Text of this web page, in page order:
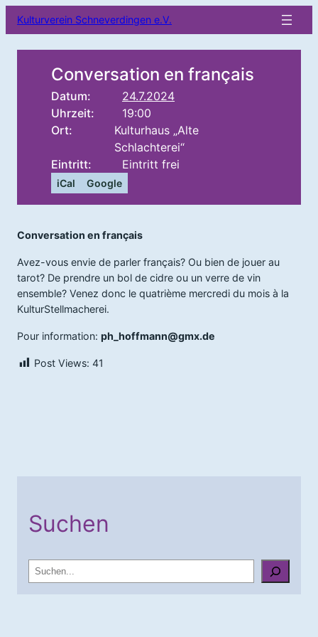
Kulturverein Schneverdingen e.V.
Conversation en français
Datum:
24.7.2024
Uhrzeit:
19:00
Ort:
Kulturhaus „Alte
Schlachterei“
Eintritt:
Eintritt frei
iCal Google
Conversation en français
Avez-vous envie de parler français? Ou bien de jouer au
tarot? De prendre un bol de cidre ou un verre de vin
ensemble? Venez donc le quatrième mercredi du mois à la
KulturStellmacherei.
Pour information: ph_hoffmann@gmx.de
Post Views: 41
Suchen
u